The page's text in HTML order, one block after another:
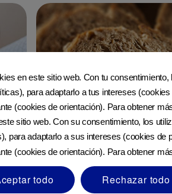
Ingesta infantil de hierro
en este sitio web. Con tu
para adaptarlo a tus intereses
(cookies de orientación). Para obtener
sitio web. Con su consentimiento, los
para adaptarlo a sus intereses (cookies de
(cookies de orientación). Para obtener
todo Rechazar todo